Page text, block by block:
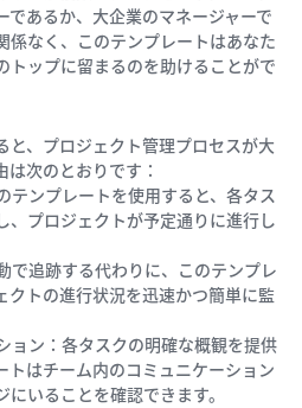
であるか、大企業のマネージャーで
係なく、このテンプレートはあなた
トップに留まるのを助けることがで
と、プロジェクト管理プロセスが大
次のとおりです：
テンプレートを使用すると、各タス
、プロジェクトが予定通りに進行し
で追跡する代わりに、このテンプレ
クトの進行状況を迅速かつ簡単に監
ョン：各タスクの明確な概観を提供
トはチーム内のコミュニケーション
いることを確認できます。